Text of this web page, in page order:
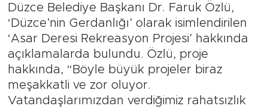
Düzce Belediye Başkanı Dr. Faruk Özlü,
‘Düzce’nin Gerdanlığı’ olarak isimlendirilen
‘Asar Deresi Rekreasyon Projesi’ hakkında
açıklamalarda bulundu. Özlü, proje
hakkında, “Böyle büyük projeler biraz
meşakkatli ve zor oluyor.
Vatandaşlarımızdan verdiğimiz rahatsızlık
Yerel Haber
Öncü Radyo Dinle
Öncü TV İzle
Tüm Manşetler
Son Dakika Haberleri
Haber Arşivi